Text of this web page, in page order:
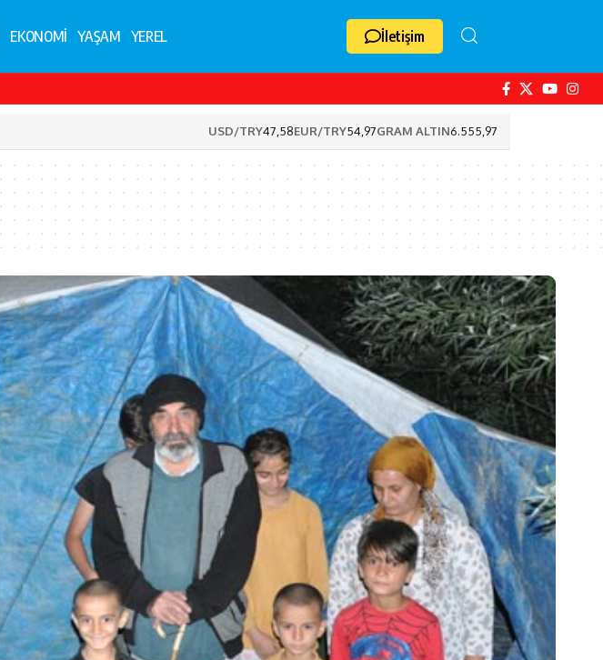
EKONOMİ YAŞAM YEREL İletişim
USD/TRY47,58EUR/TRY54,97GRAM ALTIN6.555,97